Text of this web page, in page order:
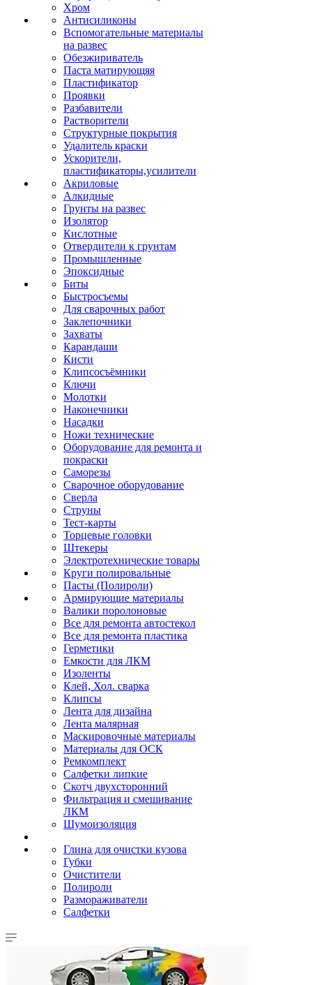
Хром
Антисиликоны
Вспомогательные материалы
на развес
Обезжириватель
Паста матирующяя
Пластификатор
Проявки
Разбавители
Растворители
Структурные покрытия
Удалитель краски
Ускорители,
пластификаторы,усилители
Акриловые
Алкидные
Грунты на развес
Изолятор
Кислотные
Отвердители к грунтам
Промышленные
Эпоксидные
Биты
Быстросъемы
Для сварочных работ
Заклепочники
Захваты
Карандаши
Кисти
Клипсосъёмники
Ключи
Молотки
Наконечники
Насадки
Ножи технические
Оборудование для ремонта и
покраски
Саморезы
Сварочное оборудование
Сверла
Струны
Тест-карты
Торцевые головки
Штекеры
Электротехнические товары
Круги полировальные
Пасты (Полироли)
Армирующие материалы
Валики поролоновые
Все для ремонта автостекол
Все для ремонта пластика
Герметики
Емкости для ЛКМ
Изоленты
Клей, Хол. сварка
Клипсы
Лента для дизайна
Лента малярная
Маскировочные материалы
Материалы для ОСК
Ремкомплект
Салфетки липкие
Скотч двухсторонний
Фильтрация и смешивание
ЛКМ
Шумоизоляция
Глина для очистки кузова
Губки
Очистители
Полироли
Размораживатели
Салфетки